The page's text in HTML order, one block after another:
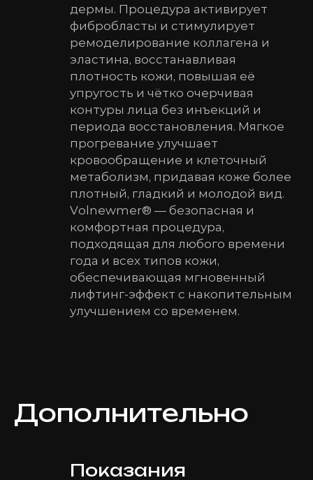
дермы. Процедура активирует
фибробласты и стимулирует
ремоделирование коллагена и
эластина, восстанавливая
плотность кожи, повышая её
упругость и чётко очерчивая
контуры лица без инъекций и
периода восстановления. Мягкое
прогревание улучшает
кровообращение и клеточный
метаболизм, придавая коже более
плотный, гладкий и молодой вид.
Volnewmer® — безопасная и
комфортная процедура,
подходящая для любого времени
года и всех типов кожи,
обеспечивающая мгновенный
лифтинг-эффект с накопительным
улучшением со временем.
Дополнительно
Показания